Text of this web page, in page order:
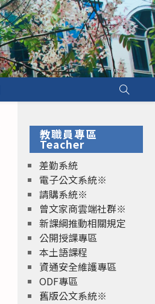
教職員專區
Teacher
差勤系統
電子公文系統※
請購系統※
曾文家商雲端社群※
新課綱推動相關規定
公開授課專區
本土語課程
資通安全維護專區
ODF專區
舊版公文系統※